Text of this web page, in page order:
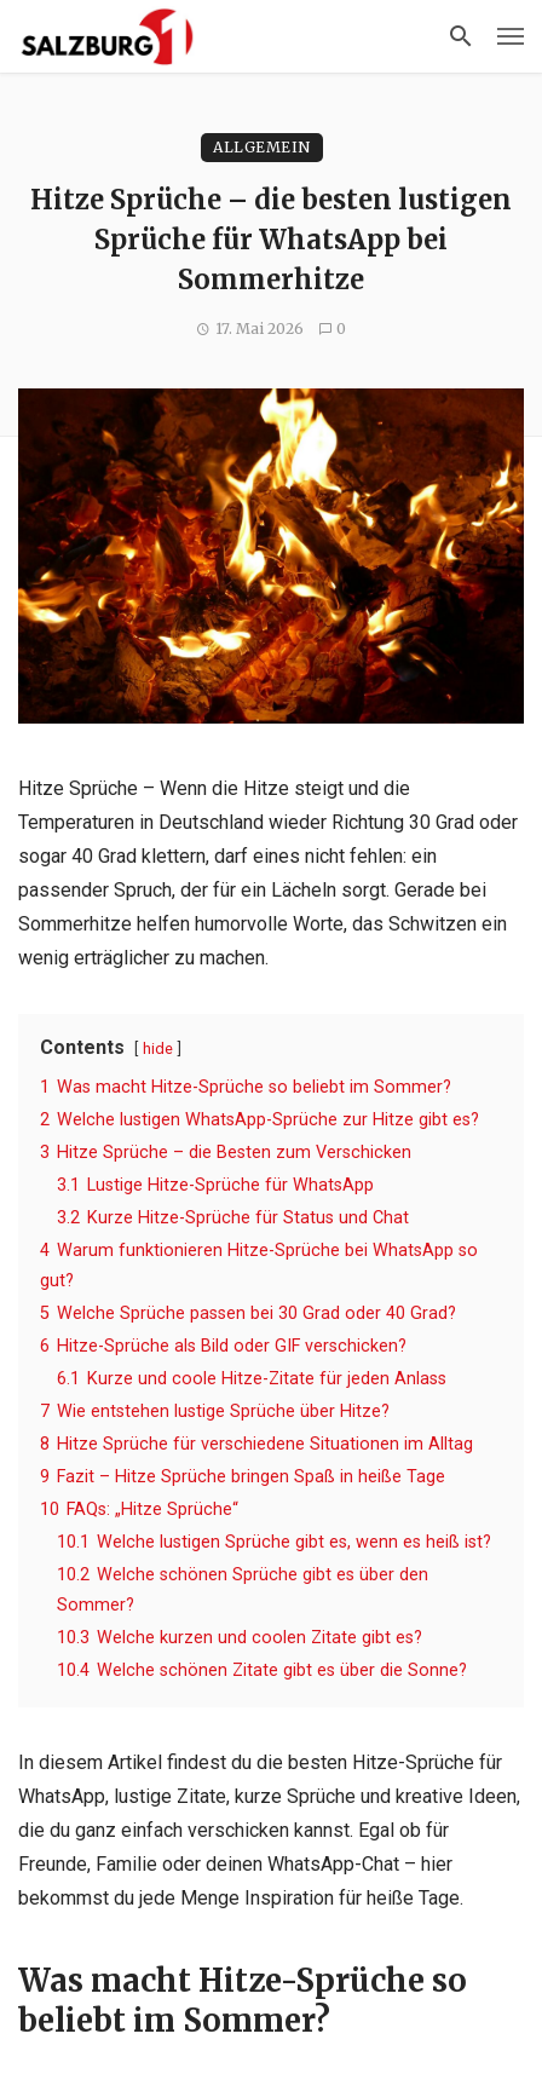
ALLGEMEIN
Hitze Sprüche – die besten lustigen
Sprüche für WhatsApp bei
Sommerhitze
17. Mai 2026 0
Hitze Sprüche – Wenn die Hitze steigt und die
Temperaturen in Deutschland wieder Richtung 30 Grad oder
sogar 40 Grad klettern, darf eines nicht fehlen: ein
passender Spruch, der für ein Lächeln sorgt. Gerade bei
Sommerhitze helfen humorvolle Worte, das Schwitzen ein
wenig erträglicher zu machen.
Contents hide
1 Was macht Hitze-Sprüche so beliebt im Sommer?
2 Welche lustigen WhatsApp-Sprüche zur Hitze gibt es?
3 Hitze Sprüche – die Besten zum Verschicken
3.1
Lustige Hitze-Sprüche für WhatsApp
3.2 Kurze Hitze-Sprüche für Status und Chat
4 Warum funktionieren Hitze-Sprüche bei WhatsApp so
gut?
5 Welche Sprüche passen bei 30 Grad oder 40 Grad?
6 Hitze-Sprüche als Bild oder GIF verschicken?
6.1
Kurze und coole Hitze-Zitate für jeden Anlass
7 Wie entstehen lustige Sprüche über Hitze?
8 Hitze Sprüche für verschiedene Situationen im Alltag
9 Fazit – Hitze Sprüche bringen Spaß in heiße Tage
10 FAQs: „Hitze Sprüche“
10.1 Welche lustigen Sprüche gibt es, wenn es heiß ist?
10.2 Welche schönen Sprüche gibt es über den
Sommer?
10.3 Welche kurzen und coolen Zitate gibt es?
10.4 Welche schönen Zitate gibt es über die Sonne?
In diesem Artikel findest du die besten Hitze-Sprüche für
WhatsApp, lustige Zitate, kurze Sprüche und kreative Ideen,
die du ganz einfach verschicken kannst. Egal ob für
Freunde, Familie oder deinen WhatsApp-Chat – hier
bekommst du jede Menge Inspiration für heiße Tage.
Was macht Hitze-Sprüche so
beliebt im Sommer?